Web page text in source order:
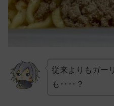
従来よりもガー
も‥‥？